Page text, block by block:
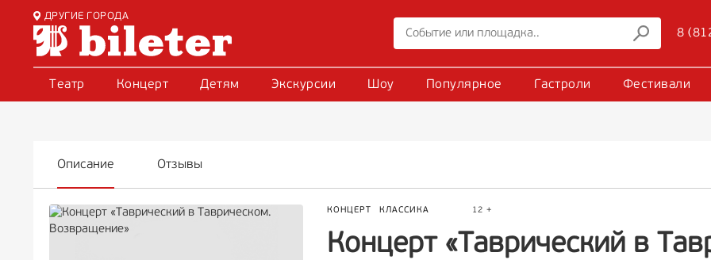
ДРУГИЕ ГОРОДА
8
Театр Концерт Детям Экскурсии Шоу Популярное Гастроли Фестивали
Описание Отзывы
КОНЦЕРТ КЛАССИКА 12 +
Концерт «Таврический в